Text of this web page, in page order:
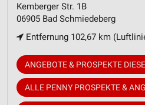
Kemberger Str. 1B
06905 Bad Schmiedeberg
Entfernung 102,67 km
ANGEBOTE & PROSPEKTE
ALLE PENNY PROSPEKTE &